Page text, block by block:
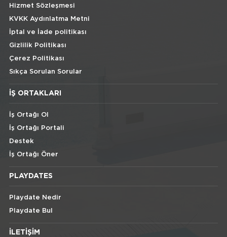
Hizmet Sözleşmesi
KVKK Aydınlatma Metni
İptal ve İade politikası
Gizlilik Politikası
Çerez Politikası
Sıkça Sorulan Sorular
İŞ ORTAKLARI
İş Ortağı Ol
İş Ortağı Portali
Destek
İş Ortağı Öner
PLAYDATES
Playdate Nedir
Playdate Bul
İLETIŞIM